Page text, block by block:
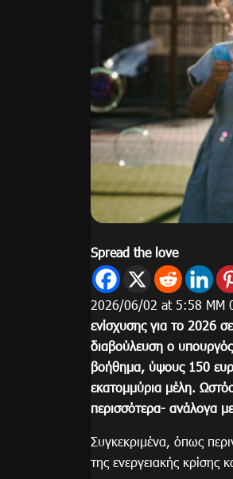
Spread the love
2026/06/02 at 5:58 ΜΜ
ενίσχυσης για το 2026
διαβούλευση ο
βοήθημα, ύψους 150
εκατομμύρια μέλη.
περισσότερα- ανάλογα
Συγκεκριμένα, όπως
της ενεργειακής κρίσης